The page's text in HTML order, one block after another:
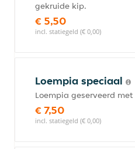
gekruide kip.
€ 5,50
incl. statiegeld (€ 0,00)
Loempia speciaal
Loempia geserveerd
€ 7,50
incl. statiegeld (€ 0,00)